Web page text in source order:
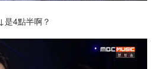
↓是4點半啊？